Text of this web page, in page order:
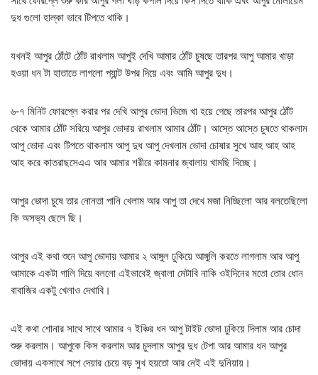
দুধ গুলো হাল্কা ভাবে টিপতে থাকি।
যখনই আপুর ঠোঁটে ঠোঁট রাখলাম আপুই দেখি আমার ঠোঁট চুষছে তারপর আপু আমার খাড়া
হওয়া ধন টা হাতাতে লাগলো প্যান্ট উপর দিয়ে এবং আমি আপুর দুধ।
৬-৭ মিনিট ফোরপ্লে করার পর দেখি আপুর ভোদা ভিজে খা হয়ে গেছে তারপর আপুর ঠোঁট
থেকে আমার ঠোঁট সরিয়ে আপুর ভোদায় রাখলাম আমার ঠোঁট। আস্তে আস্তে চুষতে থাকলাম
আপু ভোদা এবং টিপতে থাকলাম আপু দুধ আপু দেখলাম ভোদা চোষার সুখে আহ আহ আহ
আহ করে কাতরাছসেএএ আর আমার শরীরে কামনার জ্বালায় খামছি দিচ্ছে।
আপুর ভোদা চুষে তার নোনতা পানি খেলাম আর আপু তা দেখে মজা নিচ্ছিলো আর বলতেছিলো
কি অসভ্য ছেলে ছি।
আপুর এই কথা শুনে আপু ভোদায় আমার ২ আঙ্গুল ঢুকিয়ে আঙ্গুলি করতে লাগলাম আর আপু
আমাকে একটা গালি দিয়ে বললো এইভাবেই জ্বালা মেটাবি নাকি ওইদিনের মতো তোর ধোন
বাবাজির একটু খেলাও দেখাবি।
এই কথা শোনার সাথে সাথে আমার ৭ ইঞ্চির ধন আপু টাইট ভোদা ঢুকিয়ে দিলাম আর চোদা
শুরু করলাম। আপুকে কিস করলাম আর চুদলাম আপুর দুধ টেপা আর আমার ধন আপুর
ভোদায় একসাথে সপে দেয়ার চেয়ে বড় সুখ হয়তো আর নেই এই দুনিয়ায়।